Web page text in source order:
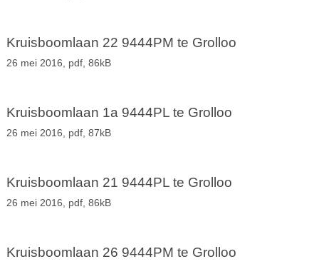
Kruisboomlaan 22 9444PM te Grolloo
26 mei 2016, pdf, 86kB
Kruisboomlaan 1a 9444PL te Grolloo
26 mei 2016, pdf, 87kB
Kruisboomlaan 21 9444PL te Grolloo
26 mei 2016, pdf, 86kB
Kruisboomlaan 26 9444PM te Grolloo